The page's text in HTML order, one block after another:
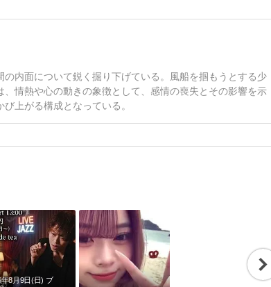
内面について鋭く掘り下げている。風船を掴もうとする少
情熱や心の動きの象徴として、感情の喪失とその影響を示
上がる構成となっている。
年8月9日(日) ブ